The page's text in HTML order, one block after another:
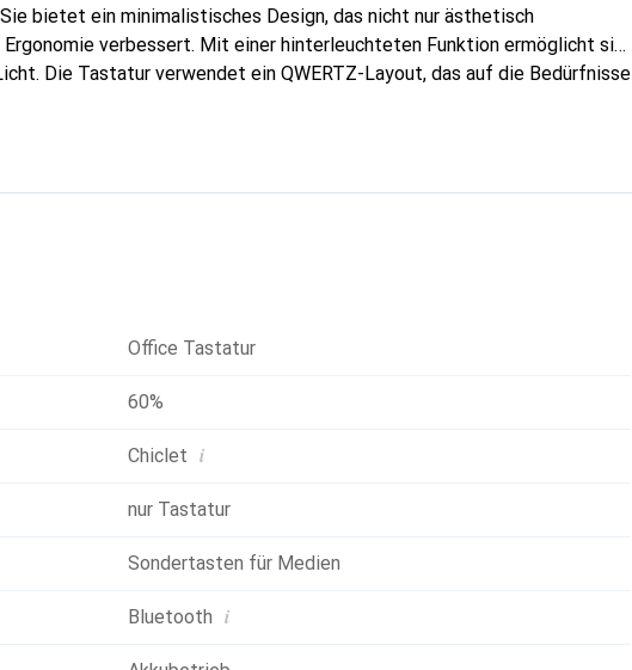
bietet ein minimalistisches Design, das nicht nur ästhetisch
Ergonomie verbessert. Mit einer hinterleuchteten Funktion ermöglicht sie
Die Tastatur verwendet ein QWERTZ-Layout, das auf die Bedürfnisse
Geräten zu koppeln und bietet eine Reichweite von bis zu 10 Metern.
Funktionstasten ausgestattet, die den Zugriff auf
verwendete Funktionen erleichtern. Das mitgelieferte USB-C-Ladekabel
Aufladung.
Office Tastatur
60%
Chiclet i
nur Tastatur
Sondertasten für Medien
Bluetooth i